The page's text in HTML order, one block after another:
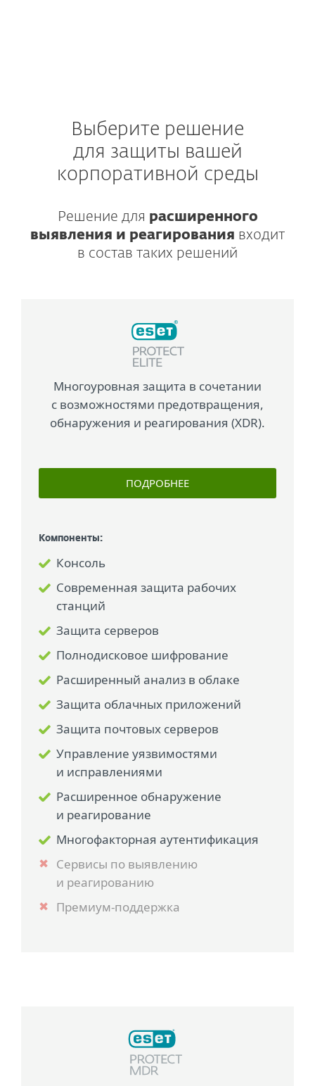
Выберите решение
для защиты вашей
корпоративной среды
Решение для расширенного
выявления и реагирования входит
в состав таких решений
Многоуровная защита в сочетании
с возможностями предотвращения,
обнаружения и реагирования (XDR).
ПОДРОБНЕЕ
Компоненты:
Консоль
Современная защита рабочих
станций
Защита серверов
Полнодисковое шифрование
Расширенный анализ в облаке
Защита облачных приложений
Защита почтовых серверов
Управление уязвимостями
и исправлениями
Расширенное обнаружение
и реагирование
Многофакторная аутентификация
Сервисы по выявлению
и реагированию
Премиум-поддержка